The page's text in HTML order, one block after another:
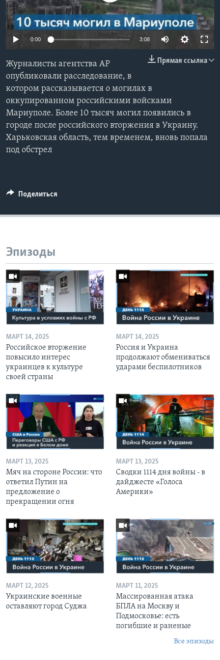
Learning English
СОЦИАЛЬНЫЕ СЕТИ
Языки
0:00 3:08
Прямая ссылка
Журналисты агентства AP
опубликовали расследование, в
котором рассказывается о могилах в
оккупированном российскими войсками
Мариуполе. Более 10 тысяч могил появились в
городе после российского вторжения в Украину.
Харьковская область, тем временем, вновь попала
под обстрел
Поделиться
Эпизоды
МАРТ 14, 2025
Российское вторжение
повысило интерес
украинцев к культуре
своей страны
МАРТ 14, 2025
Россия и Украина
продолжают обмениваться
ударами беспилотников
МАРТ 13, 2025
Мяч на стороне России: что
ответил Путин на
предложение о
прекращении огня
МАРТ 13, 2025
Сводки 1114 дня войны - в
дайджесте «Голоса
Америки»
МАРТ 12, 2025
Украинские военные
оставляют город Суджа
МАРТ 11, 2025
Массированная атака
БПЛА на Москву и
Подмосковье: есть
погибшие и раненые
Все эпизоды